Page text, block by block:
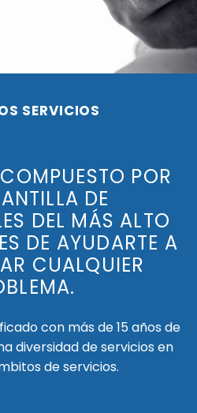
SERVICIOS
POR
DE
DEL MÁS ALTO
DE AYUDARTE A
CUALQUIER
con más de 15 años de
diversidad de servicios en
de servicios.